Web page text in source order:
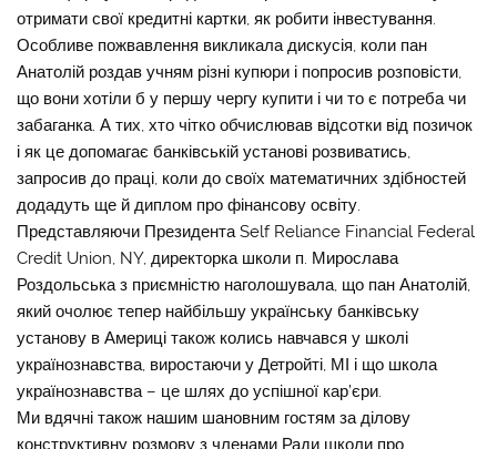
отримати свої кредитні картки, як робити інвестування.
Особливе пожвавлення викликала дискусія, коли пан
Анатолій роздав учням різні купюри і попросив розповісти,
що вони хотіли б у першу чергу купити і чи то є потреба чи
забаганка. А тих, хто чітко обчислював відсотки від позичок
і як це допомагає банківській установі розвиватись,
запросив до праці, коли до своїх математичних здібностей
додадуть ще й диплом про фінансову освіту.
Представляючи Президента Self Reliance Financial Federal
Credit Union, NY, директорка школи п. Мирослава
Роздольська з приємністю наголошувала, що пан Анатолій,
який очолює тепер найбільшу українську банківську
установу в Америці також колись навчався у школі
українознавства, виростаючи у Детройті, МІ і що школа
українознавства – це шлях до успішної кар’єри.
Ми вдячні також нашим шановним гостям за ділову
конструктивну розмову з членами Ради школи про